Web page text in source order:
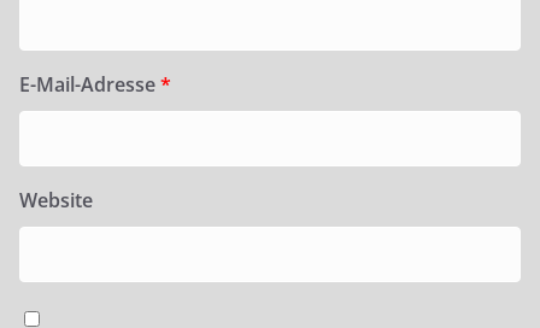
E-Mail-Adresse*
Website